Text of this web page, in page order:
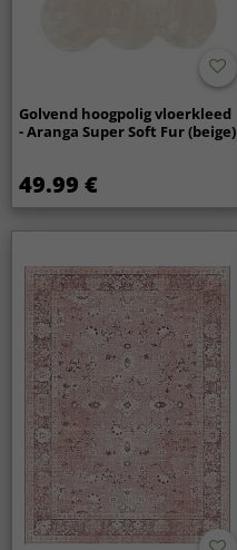
Golvend hoogpolig vloerkleed
- Aranga Super Soft Fur (beige)
49.99 €